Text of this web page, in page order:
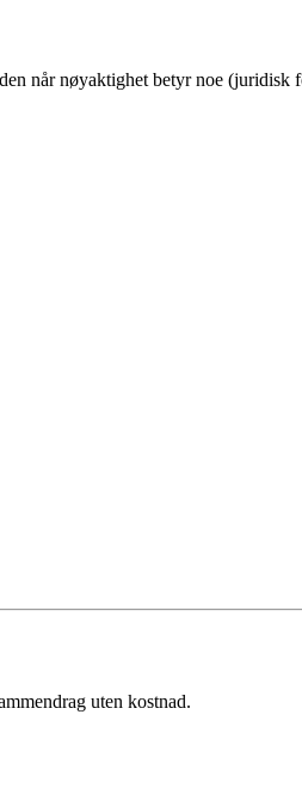
når nøyaktighet betyr noe
uten kostnad.